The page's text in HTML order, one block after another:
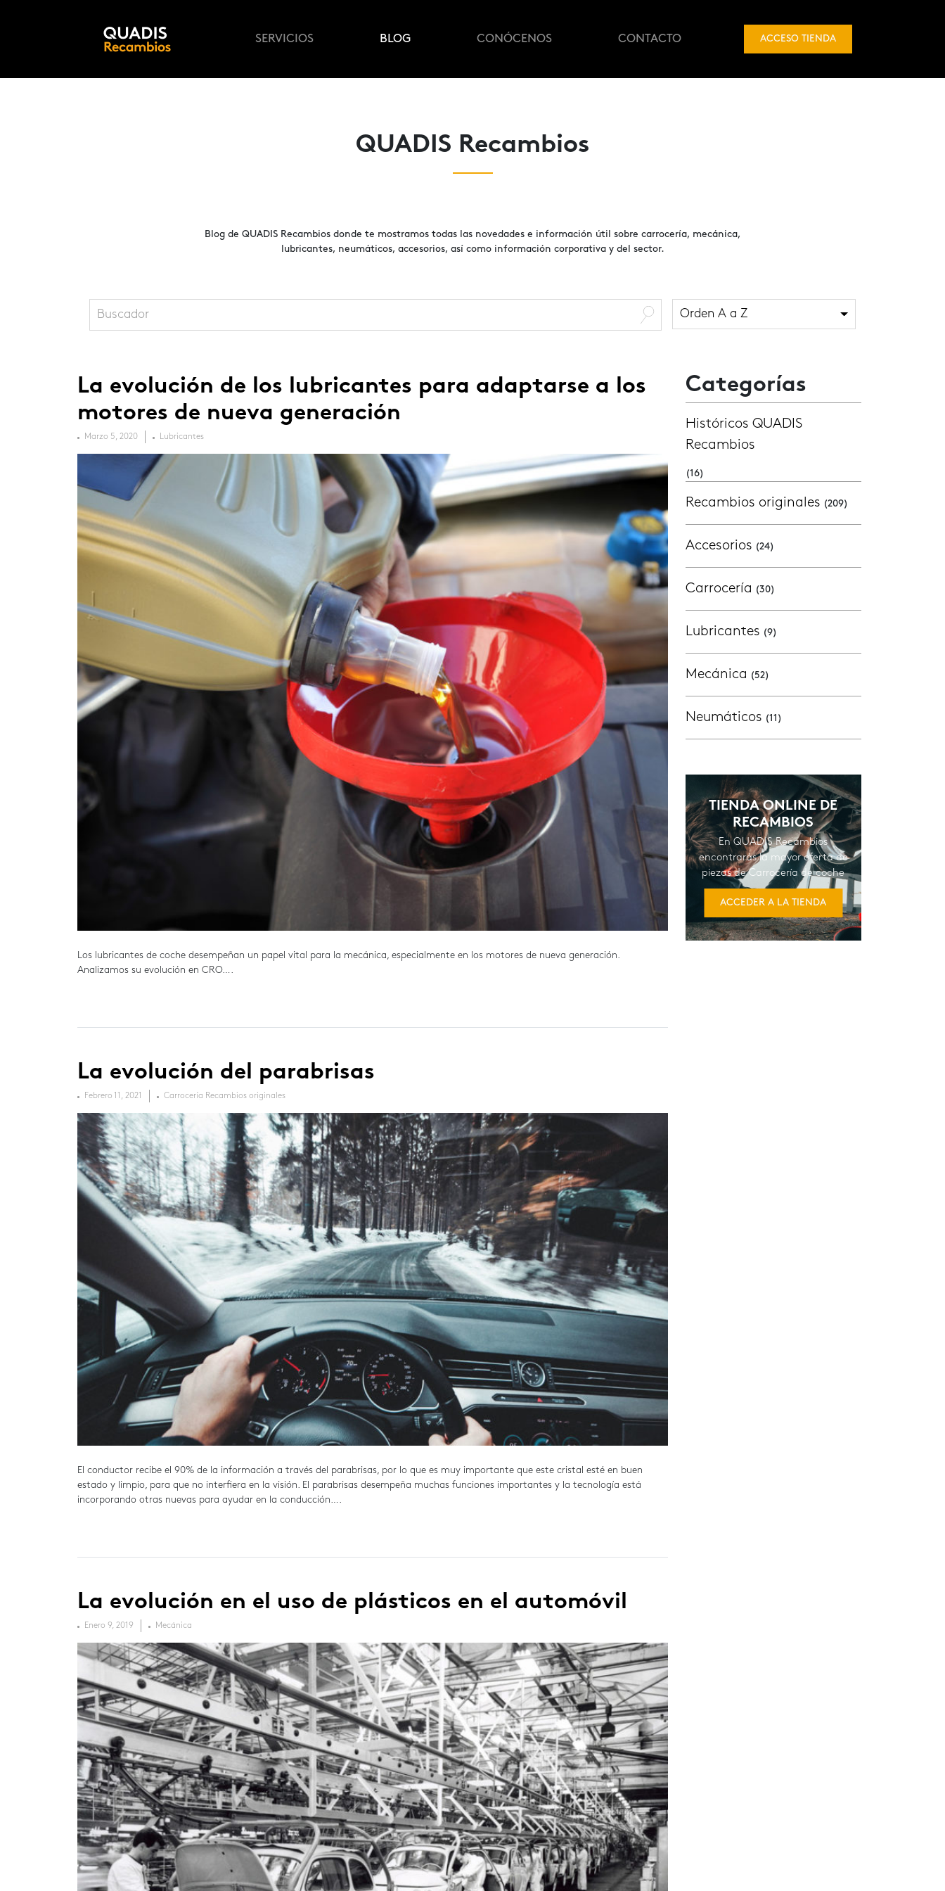
SERVICIOS BLOG CONÓCENOS CONTACTO ACCESO TIENDA
QUADIS Recambios
Blog de QUADIS Recambios donde te mostramos todas las novedades e información útil sobre carrocería, mecánica,
lubricantes, neumáticos, accesorios, así como información corporativa y del sector.
Orden A a Z
Categorías
Históricos QUADIS
Recambios
(16)
Recambios originales (209)
Accesorios (24)
Carrocería (30)
Lubricantes (9)
Mecánica (52)
Neumáticos (11)
TIENDA ONLINE DE
RECAMBIOS
En QUADIS Recambios
encontrarás la mayor oferta de
piezas de Carrocería de coche
ACCEDER A LA TIENDA
La evolución de los lubricantes para adaptarse a los
motores de nueva generación
Marzo 5, 2020 Lubricantes
Los lubricantes de coche desempeñan un papel vital para la mecánica, especialmente en los motores de nueva generación.
Analizamos su evolución en CRO….
La evolución del parabrisas
Febrero 11, 2021 Carrocería Recambios originales
El conductor recibe el 90% de la información a través del parabrisas, por lo que es muy importante que este cristal esté en buen
estado y limpio, para que no interfiera en la visión. El parabrisas desempeña muchas funciones importantes y la tecnología está
incorporando otras nuevas para ayudar en la conducción….
La evolución en el uso de plásticos en el automóvil
Enero 9, 2019 Mecánica